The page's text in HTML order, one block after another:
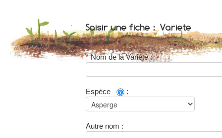
Les variétés conservées
Base de donnée
Saisir une fiche : Variete
*Nom de la Variété :
Espèce :
Autre nom :